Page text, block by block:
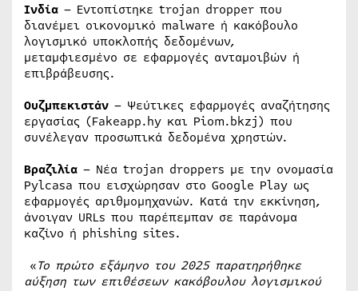
Ινδία – Εντοπίστηκε trojan dropper που
διανέμει οικονομικό malware ή κακόβουλο
λογισμικό υποκλοπής δεδομένων,
μεταμφιεσμένο σε εφαρμογές ανταμοιβών ή
επιβράβευσης.
Ουζμπεκιστάν – Ψεύτικες εφαρμογές αναζήτησης
εργασίας (Fakeapp.hy και Piom.bkzj) που
συνέλεγαν προσωπικά δεδομένα χρηστών.
Βραζιλία – Νέα trojan droppers με την ονομασία
Pylcasa που εισχώρησαν στο Google Play ως
εφαρμογές αριθμομηχανών. Κατά την εκκίνηση,
άνοιγαν URLs που παρέπεμπαν σε παράνομα
καζίνο ή phishing sites.
«Το πρώτο εξάμηνο του 2025 παρατηρήθηκε
αύξηση των επιθέσεων κακόβουλου λογισμικού